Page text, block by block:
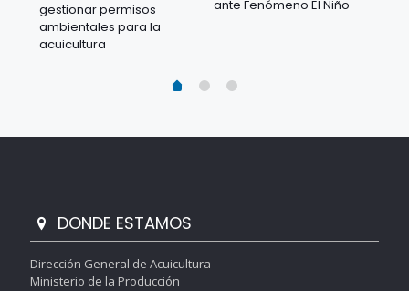
gestionar permisos
ambientales para la
acuicultura
ante Fenómeno El Niño
DONDE ESTAMOS
Dirección General de Acuicultura
Ministerio de la Producción